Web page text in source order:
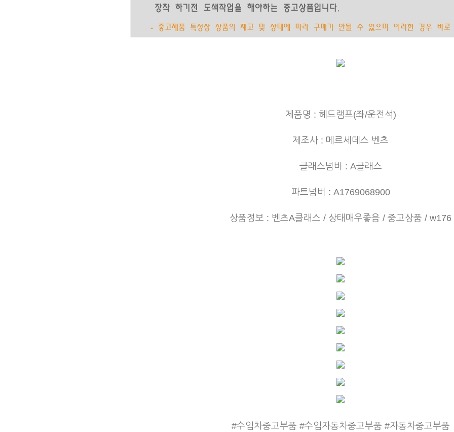
제품명 : 헤드램프(좌/운전석)
제조사 : 메르세데스 벤츠
클래스넘버 : A클래스
파트넘버 : A1769068900
상품정보 : 벤츠A클래스 / 상태매우좋음 / 중고상품 / w176
#수입차중고부품 #수입자동차중고부품 #자동차중고부품